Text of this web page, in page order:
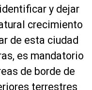
y dejar
crecimiento
de esta ciudad
es mandatorio
de borde de
terrestres